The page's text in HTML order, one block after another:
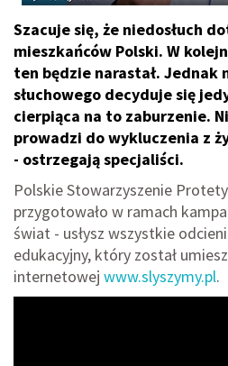
Szacuje się, że niedosłuch
mieszkańców Polski. W
ten będzie narastał. Jednak
słuchowego decyduje się
cierpiąca na to zaburzenie.
prowadzi do wykluczenia z
- ostrzegają specjaliści.
Polskie Stowarzyszenie
przygotowało w ramach
świat - usłysz wszystkie
edukacyjny, który został
internetowej www.slyszymy.pl.